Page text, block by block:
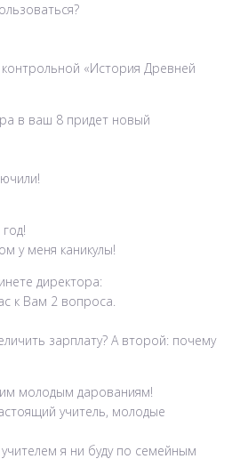
«История Древней
в ваш 8 придет новый
у меня каникулы!
директора:
к Вам 2 вопроса.
зарплату? А второй: почему
молодым дарованиям!
учитель, молодые
я ни буду по семейным